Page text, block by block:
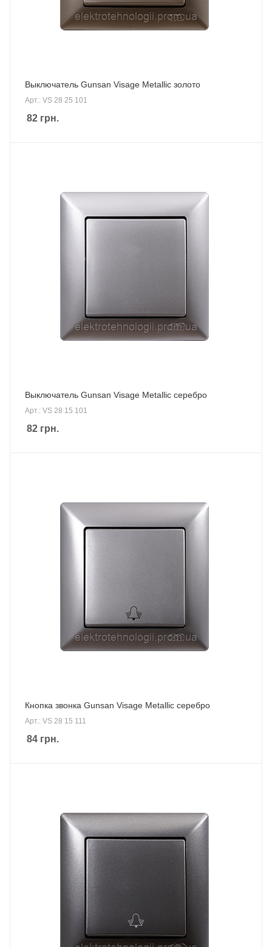
Выключатель Gunsan Visage Metallic золото
Арт.: VS 28 25 101
82 грн.
Выключатель Gunsan Visage Metallic серебро
Арт.: VS 28 15 101
82 грн.
Кнопка звонка Gunsan Visage Metallic серебро
Арт.: VS 28 15 111
84 грн.